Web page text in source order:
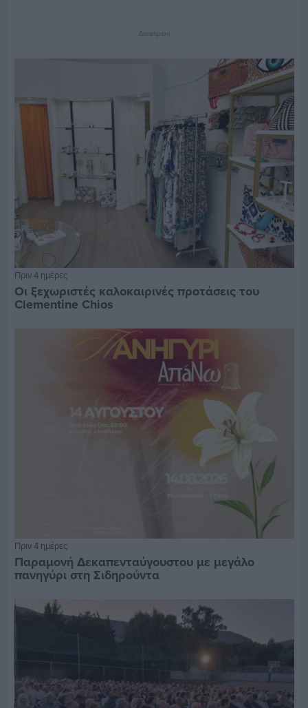
Διαφήμιση
Πριν 4 ημέρες
Οι ξεχωριστές καλοκαιρινές προτάσεις του
Clementine Chios
Πριν 4 ημέρες
Παραμονή Δεκαπενταύγουστου με μεγάλο
πανηγύρι στη Σιδηρούντα